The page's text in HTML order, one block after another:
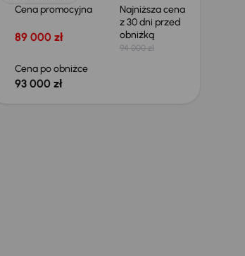
Cena promocyjna
89 000 zł
Najniższa cena
z 30 dni przed
obniżką
94 000 zł
Cena po obniżce
93 000 zł